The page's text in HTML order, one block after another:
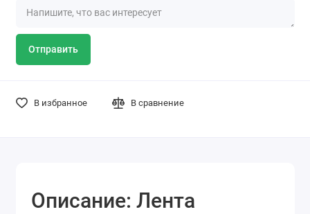
Отправить
В избранное В сравнение
Описание: Лента